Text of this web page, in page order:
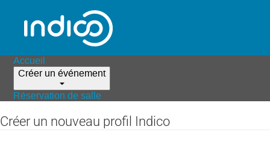
Accueil
Créer un événement
Réservation de salle
Créer un nouveau profil Indico